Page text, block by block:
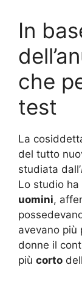
In
che
test
La
del tutto
studiata dall’
Lo studio
uomini,
avevano più
donne il
più corto